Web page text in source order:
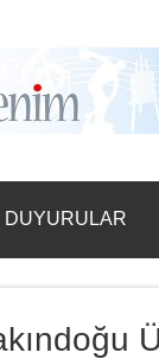
DUYURULAR